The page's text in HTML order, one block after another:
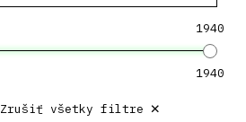
1940
1940
Zrušiť všetky filtre ×